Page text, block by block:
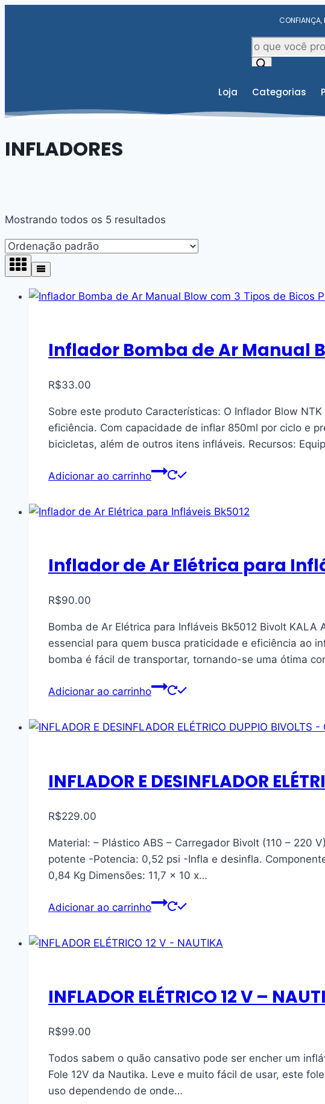
CONFIANÇA,
Loja Categorias
INFLADORES
Mostrando todos os 5 resultados
Inflador Bomba de Ar Manual
R$33.00
Sobre este produto Características: O Inflador Blow
eficiência. Com capacidade de inflar 850ml por ciclo e
bicicletas, além de outros itens infláveis. Recursos:
Adicionar ao carrinho
Inflador de Ar Elétrica para
R$90.00
Bomba de Ar Elétrica para Infláveis Bk5012 Bivolt
essencial para quem busca praticidade e eficiência ao
bomba é fácil de transportar, tornando-se uma ótima
Adicionar ao carrinho
INFLADOR E DESINFLADOR
R$229.00
Material: – Plástico ABS – Carregador Bivolt (110 – 220
potente -Potencia: 0,52 psi -Infla e desinfla.
0,84 Kg Dimensões: 11,7 x 10 x…
Adicionar ao carrinho
INFLADOR ELÉTRICO 12 V –
R$99.00
Todos sabem o quão cansativo pode ser encher um
Fole 12V da Nautika. Leve e muito fácil de usar, este
uso dependendo de onde…